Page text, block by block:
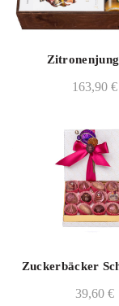
163,90 €
Zuckerbäcker
39,60 €